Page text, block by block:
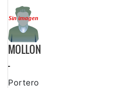
MOLLON
-
Portero